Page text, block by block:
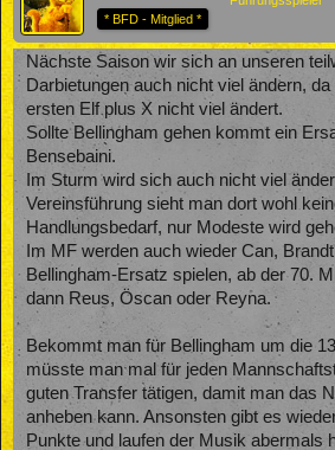
* BFD - Mitglied *
Nächste Saison wir sich an unseren
Darbietungen auch nicht viel ändern,
ersten Elf plus X nicht viel ändert.
Sollte Bellingham gehen kommt ein
Bensebaini.
Im Sturm wird sich auch nicht viel
Vereinsführung sieht man dort wohl
Handlungsbedarf, nur Modeste wird
Im MF werden auch wieder Can,
Bellingham-Ersatz spielen, ab der 70.
dann Reus, Öscan oder Reyna.
Bekommt man für Bellingham um die
müsste man mal für jeden
guten Transfer tätigen, damit man das
anheben kann. Ansonsten gibt es
Punkte und laufen der Musik abermals